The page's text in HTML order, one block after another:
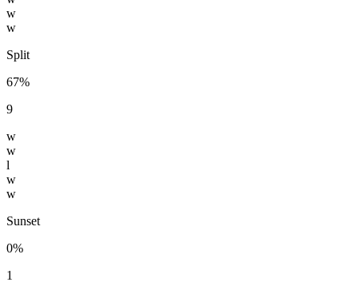
w
w
Split
67%
9
w
w
l
w
w
Sunset
0%
1